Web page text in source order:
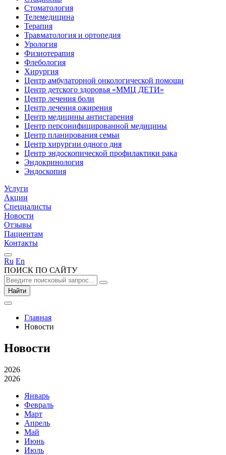
Стоматология
Телемедицина
Терапия
Травматология и ортопедия
Урология
Физиотерапия
Флебология
Хирургия
Центр амбулаторной онкологической помощи
Центр детского здоровья «ММЦ ДЕТИ»
Центр лечения боли
Центр лечения ожирения
Центр медицины антистарения
Центр персонифицированной медицины
Центр планирования семьи
Центр хирургии одного дня
Центр эндоскопической профилактики рака
Эндокринология
Эндоскопия
Услуги
Акции
Специалисты
Новости
Отзывы
Пациентам
Контакты
Ru En
ПОИСК ПО САЙТУ
Найти
Главная
Новости
Новости
2026
2026
Январь
Февраль
Март
Апрель
Май
Июнь
Июль